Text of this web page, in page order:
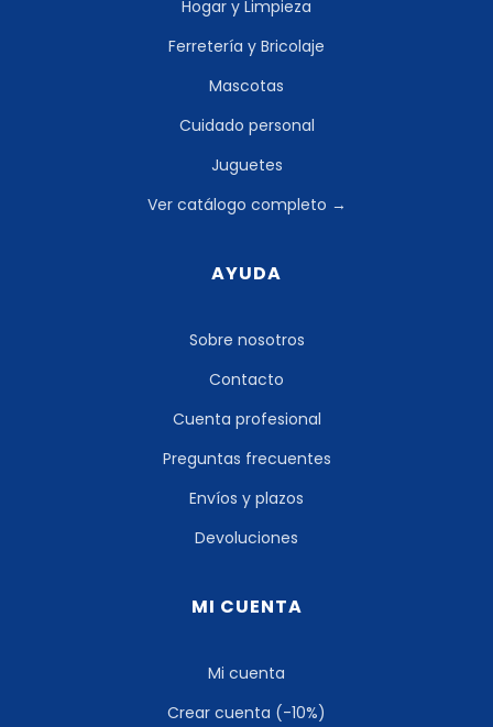
Hogar y Limpieza
Ferretería y Bricolaje
Mascotas
Cuidado personal
Juguetes
Ver catálogo completo →
AYUDA
Sobre nosotros
Contacto
Cuenta profesional
Preguntas frecuentes
Envíos y plazos
Devoluciones
MI CUENTA
Mi cuenta
Crear cuenta (-10%)